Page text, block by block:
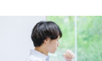
、脈あり男性に告白させる方